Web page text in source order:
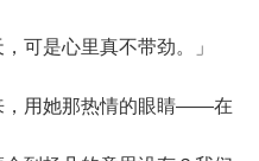
可是心里真不带劲。」
用她那热情的眼睛——在